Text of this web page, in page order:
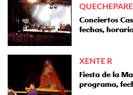
Conciertos
fechas,
XENTE R
Fiesta de la
programa,